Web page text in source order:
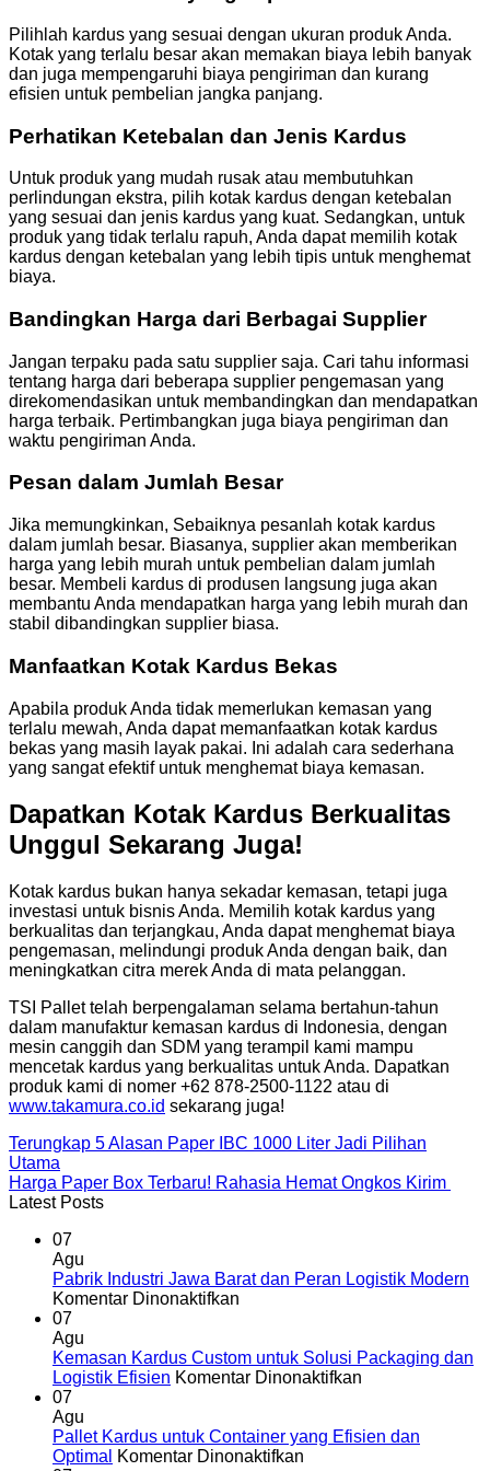
Pilihlah kardus yang sesuai dengan ukuran produk Anda.
Kotak yang terlalu besar akan memakan biaya lebih banyak
dan juga mempengaruhi biaya pengiriman dan kurang
efisien untuk pembelian jangka panjang.
Perhatikan Ketebalan dan Jenis Kardus
Untuk produk yang mudah rusak atau membutuhkan
perlindungan ekstra, pilih kotak kardus dengan ketebalan
yang sesuai dan jenis kardus yang kuat. Sedangkan, untuk
produk yang tidak terlalu rapuh, Anda dapat memilih kotak
kardus dengan ketebalan yang lebih tipis untuk menghemat
biaya.
Bandingkan Harga dari Berbagai Supplier
Jangan terpaku pada satu supplier saja. Cari tahu informasi
tentang harga dari beberapa supplier pengemasan yang
direkomendasikan untuk membandingkan dan mendapatkan
harga terbaik. Pertimbangkan juga biaya pengiriman dan
waktu pengiriman Anda.
Pesan dalam Jumlah Besar
Jika memungkinkan, Sebaiknya pesanlah kotak kardus
dalam jumlah besar. Biasanya, supplier akan memberikan
harga yang lebih murah untuk pembelian dalam jumlah
besar. Membeli kardus di produsen langsung juga akan
membantu Anda mendapatkan harga yang lebih murah dan
stabil dibandingkan supplier biasa.
Manfaatkan Kotak Kardus Bekas
Apabila produk Anda tidak memerlukan kemasan yang
terlalu mewah, Anda dapat memanfaatkan kotak kardus
bekas yang masih layak pakai. Ini adalah cara sederhana
yang sangat efektif untuk menghemat biaya kemasan.
Dapatkan Kotak Kardus Berkualitas
Unggul Sekarang Juga!
Kotak kardus bukan hanya sekadar kemasan, tetapi juga
investasi untuk bisnis Anda. Memilih kotak kardus yang
berkualitas dan terjangkau, Anda dapat menghemat biaya
pengemasan, melindungi produk Anda dengan baik, dan
meningkatkan citra merek Anda di mata pelanggan.
TSI Pallet telah berpengalaman selama bertahun-tahun
dalam manufaktur kemasan kardus di Indonesia, dengan
mesin canggih dan SDM yang terampil kami mampu
mencetak kardus yang berkualitas untuk Anda. Dapatkan
produk kami di nomer +62 878-2500-1122 atau di
www.takamura.co.id sekarang juga!
Terungkap 5 Alasan Paper IBC 1000 Liter Jadi Pilihan
Utama
Harga Paper Box Terbaru! Rahasia Hemat Ongkos Kirim
Latest Posts
07
Agu
Pabrik Industri Jawa Barat dan Peran Logistik Modern
Komentar Dinonaktifkan
Jawa
Barat
Logistik
Modern
07
Agu
Kemasan Kardus Custom untuk Solusi Packaging dan
Logistik Efisien Komentar Dinonaktifkan
Custom
07
Agu
Pallet Kardus untuk Container yang Efisien dan
Optimal
Komentar Dinonaktifkan